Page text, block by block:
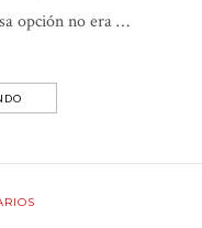
opción no era …